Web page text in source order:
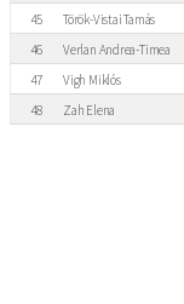
45
Török-Vistai Tamás
46
Verlan Andrea-Timea
47
Vigh Miklós
48
Zah Elena